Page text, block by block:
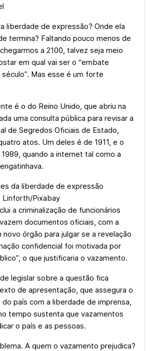
liberdade de expressão? Onde ela
termina? Faltando pouco menos de
a 2100, talvez seja meio
em qual vai ser o “embate
Mas esse é um forte
é o do Reino Unido, que abriu na
uma consulta pública para revisar a
de Segredos Oficiais de Estado,
atos. Um deles é de 1911, e o
quando a internet tal como a
da liberdade de expressão
Pixabay
a criminalização de funcionários
documentos oficiais, com a
novo órgão para julgar se a revelação
confidencial foi motivada por
o que justificaria o vazamento.
legislar sobre a questão fica
de apresentação, que assegura o
país com a liberdade de imprensa,
tempo sustenta que vazamentos
o país e as pessoas.
A quem o vazamento prejudica?